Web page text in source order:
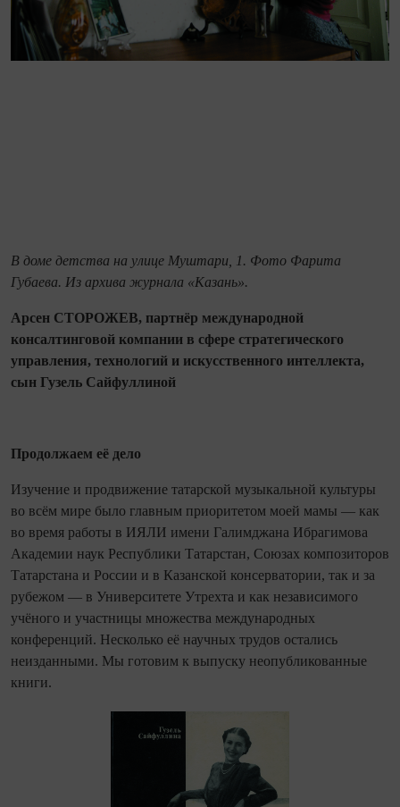
В доме детства на улице Муштари, 1. Фото Фарита
Губаева. Из архива журнала «Казань».
Арсен СТОРОЖЕВ, партнёр международной
консалтинговой компании в сфере стратегического
управления, технологий и искусственного интеллекта,
сын Гузель Сайфуллиной
Продолжаем её дело
Изучение и продвижение татарской музыкальной культуры
во всём мире было главным приоритетом моей мамы — как
во время работы в ИЯЛИ имени Галимджана Ибрагимова
Академии наук Республики Татарстан, Союзах композиторов
Татарстана и России и в Казанской консерватории, так и за
рубежом — в Университете Утрехта и как независимого
учёного и участницы множества международных
конференций. Несколько её научных трудов остались
неизданными. Мы готовим к выпуску неопубликованные
книги.